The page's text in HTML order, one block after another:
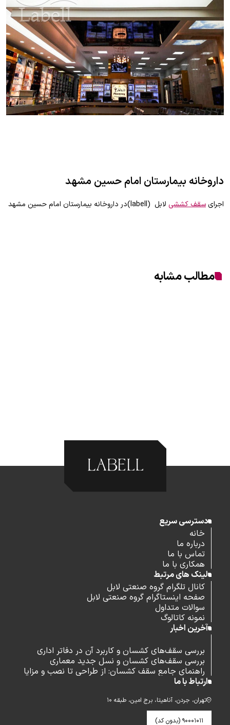
داروخانه بیمارستان امام حسین مشهد
اجرایسقف کششی لابل (labell)در داروخانه بیمارستان امام حسین مشهد
مطالب مشابه
دسترسی سریع
خانه
درباره ما
تماس با ما
همکاری با ما
لینک های مرتبط
کانال تلگرام گروه صنعتی لابل
صفحه اینستاگرام گروه صنعتی لابل
سوالات متداول
نمونه کاتالوگ
آخرین اخبار
بررسی سقف‌های کشسان و کاربرد آن در دفاتر اداری
بررسی سقف‌های کشسان و نسل جدید معماری
راهنمای جامع سقف کشسان: از طراحی تا نصب و مزایا
ارتباط با ما
تهران، جردن، آناهیتا، برج امین، طبقه ۱۰
۹۰۰۰۱۰۱۱ (بدون کد)